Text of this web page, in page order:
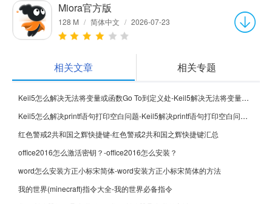
Miora官方版
128 M / 简体中文 / 2026-07-23
相关文章 相关专题
Keil5怎么解决无法将变量或函数Go To到定义处-Keil5解决无法将变量或函数Go To到定义处的方法
Keil5怎么解决printf语句打印空白问题-Keil5解决printf语句打印空白问题的方法
红色警戒2共和国之辉快捷键-红色警戒2共和国之辉快捷键汇总
office2016怎么激活密钥？-office2016怎么安装？
word怎么安装方正小标宋简体-word安装方正小标宋简体的方法
我的世界(minecraft)指令大全-我的世界必备指令